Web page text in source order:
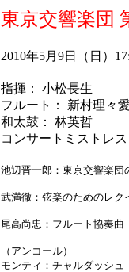
東京交響楽団
2010年5月9日（日）
指揮： 小松長生
フルート： 新村理々愛
和太鼓： 林英哲
コンサートミストレ
池辺晋一郎：東京交響楽団
武満徹：弦楽のためのレク
尾高尚忠：フルート協奏
（アンコール）
モンティ：チャルダッシュ